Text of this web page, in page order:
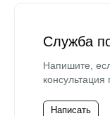
Служба
Напишите,
консультация
Написать